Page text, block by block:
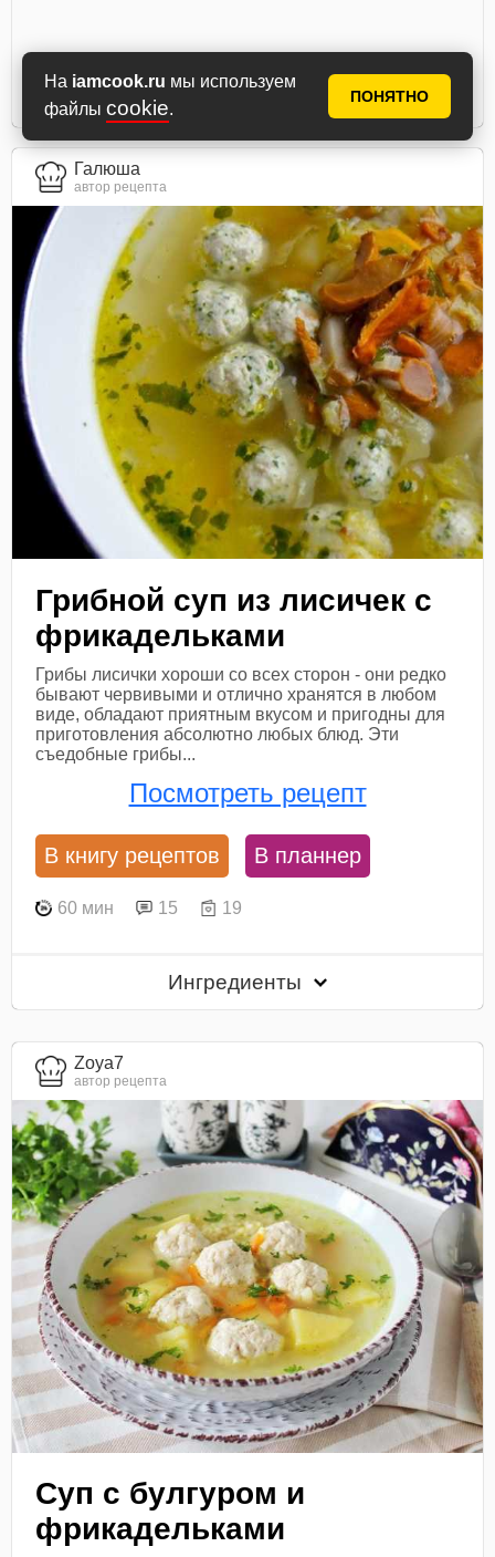
На iamcook.ru мы используем
файлы cookie.
ПОНЯТНО
Галюша
автор рецепта
Грибной суп из лисичек с
фрикадельками
Грибы лисички хороши со всех сторон - они редко
бывают червивыми и отлично хранятся в любом
виде, обладают приятным вкусом и пригодны для
приготовления абсолютно любых блюд. Эти
съедобные грибы...
Посмотреть рецепт
В книгу рецептов В планнер
60 мин 15 19
Ингредиенты
Zoya7
автор рецепта
Суп с булгуром и
фрикадельками